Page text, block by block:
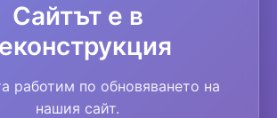
Сайтът е в
работим по обновяването на
нашия сайт.